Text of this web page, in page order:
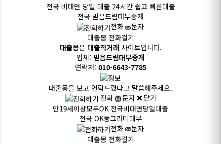
전국 비대면 당일 대출 24시간 쉽고 빠른대출
전국 믿음드림대부중개
전화
문자
대출몽 전화걸기
대출몽은 대출직거래 사이트입니다.
업체: 믿음드림대부중개
연락처: 010-6643-7785
대출몽을 보고 연락드렸다고 말씀해주세요.
전화
문자
닫기
만19세이상모두OK 전국비대면당일대출
전국 OK동그라미대부
전화
문자
대출몽 전화걸기